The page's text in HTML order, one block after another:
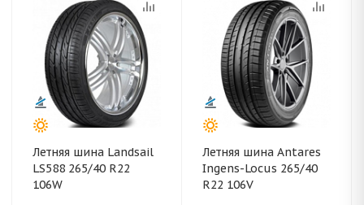
Летняя шина Landsail
LS588 265/40 R22
106W
Летняя шина Antares
Ingens-Locus 265/40
R22 106V